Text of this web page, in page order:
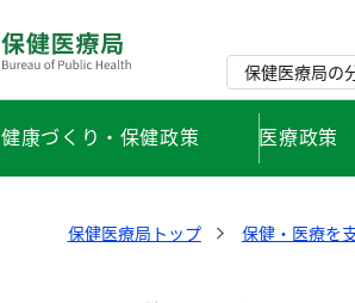
保健医療局の
健康づくり・保健政策 医療政策
保健医療局トップ 保健・医療を